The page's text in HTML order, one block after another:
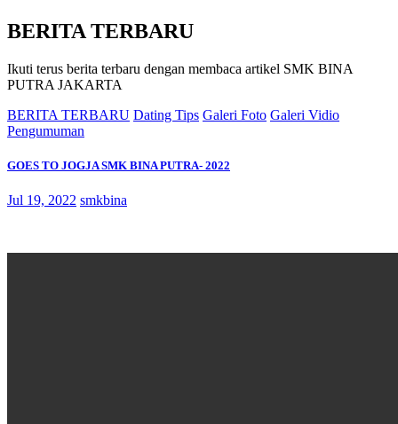
BERITA TERBARU
Ikuti terus berita terbaru dengan membaca artikel SMK BINA
PUTRA JAKARTA
BERITA TERBARU Dating Tips Galeri Foto Galeri Vidio
Pengumuman
GOES TO JOGJA SMK BINA PUTRA- 2022
Jul 19, 2022 smkbina